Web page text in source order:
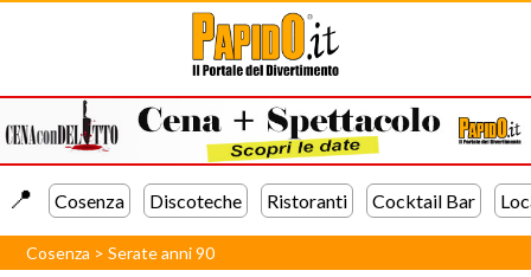
📍️ Cosenza Discoteche Ristoranti Cocktail Bar
Cosenza >Serate anni 90